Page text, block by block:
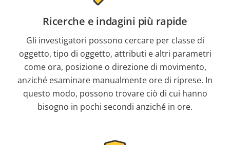
Ricerche e indagini più rapide
Gli investigatori possono cercare per classe di
oggetto, tipo di oggetto, attributi e altri parametri
come ora, posizione o direzione di movimento,
anziché esaminare manualmente ore di riprese. In
questo modo, possono trovare ciò di cui hanno
bisogno in pochi secondi anziché in ore.